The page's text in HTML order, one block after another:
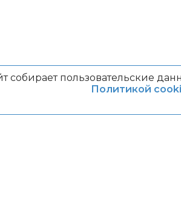
собирает пользовательские
Политикой